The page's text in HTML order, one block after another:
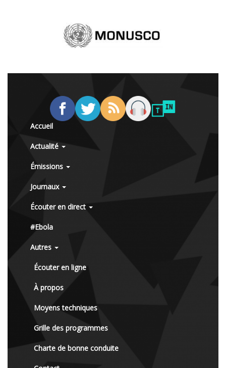
Accueil
Actualité
Émissions
Journaux
Écouter en direct
#Ebola
Autres
Écouter en ligne
À propos
Moyens techniques
Grille des programmes
Charte de bonne conduite